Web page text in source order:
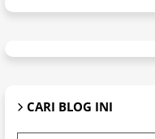
CARI BLOG INI